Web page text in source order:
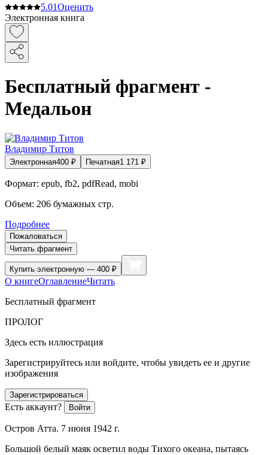
5.01Оценить
Электронная книга
Бесплатный фрагмент -
Медальон
Владимир Титов
Электронная400 ₽ Печатная1 171 ₽
Формат: epub, fb2, pdfRead, mobi
Объем: 206 бумажных стр.
Подробнее
Пожаловаться
Читать фрагмент
Купить электронную — 400 ₽
О книгеОглавлениеЧитать
Бесплатный фрагмент
ПРОЛОГ
Здесь есть иллюстрация
Зарегистрируйтесь или войдите, чтобы увидеть ее и другие
изображения
Зарегистрироваться
Есть аккаунт? Войти
Остров Атта. 7 июня 1942 г.
Большой белый маяк осветил воды Тихого океана, пытаясь